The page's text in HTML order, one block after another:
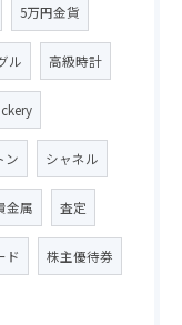
5万円金貨
ル 高級時計
ン シャネル
金属 査定
ド 株主優待券